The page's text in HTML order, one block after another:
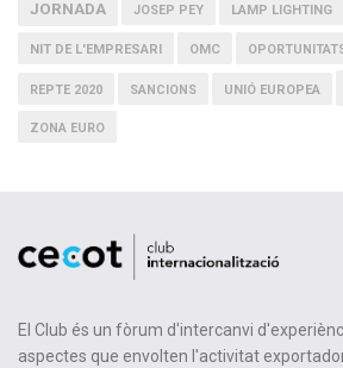
JORNADA JOSEP PEY LAMP LIGHTING
NIT DE L'EMPRESARI OMC
REPTE 2020 SANCIONS UNIÓ EUROPEA
ZONA EURO
El Club és un fòrum d'intercanvi
aspectes que envolten l'activitat